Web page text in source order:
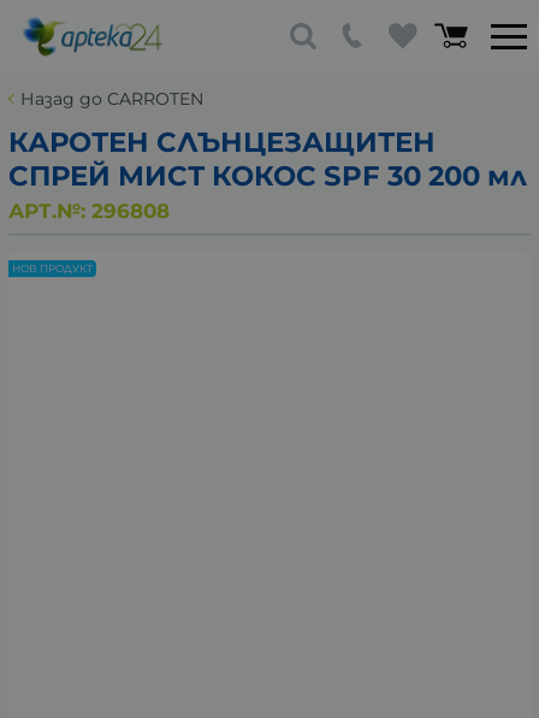
Назад до CARROTEN
КАРОТЕН СЛЪНЦЕЗАЩИТЕН
СПРЕЙ МИСТ КОКОС SPF 30 200 мл
АРТ.№: 296808
НОВ ПРОДУКТ